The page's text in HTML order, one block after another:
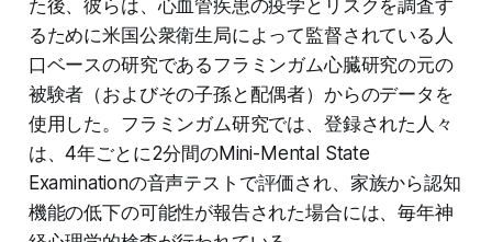
た後、彼らは、心血管疾患の疫学とリスクを調査す
るために米国公衆衛生局によって監督されている人
口ベースの研究であるフラミンガム心臓研究の元の
被験者（およびその子孫と配偶者）からのデータを
使用した。フラミンガム研究では、登録された人々
は、4年ごとに2分間のMini-Mental State
Examinationの音声テストで評価され、家族から認知
機能の低下の可能性が報告された場合には、毎年神